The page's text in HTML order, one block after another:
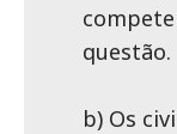
questão.
b) Os